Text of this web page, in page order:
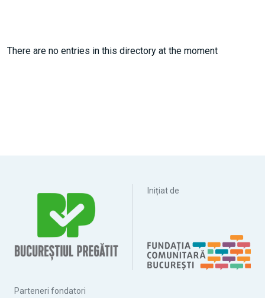
There are no entries in this directory at the moment
Inițiat de
Parteneri fondatori